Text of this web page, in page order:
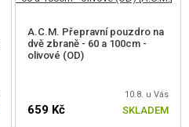
A.C.M. Přepravní pouzdro na
dvě zbraně - 60 a 100cm -
olivové (OD)
10.8. u Vás
659 Kč SKLADEM